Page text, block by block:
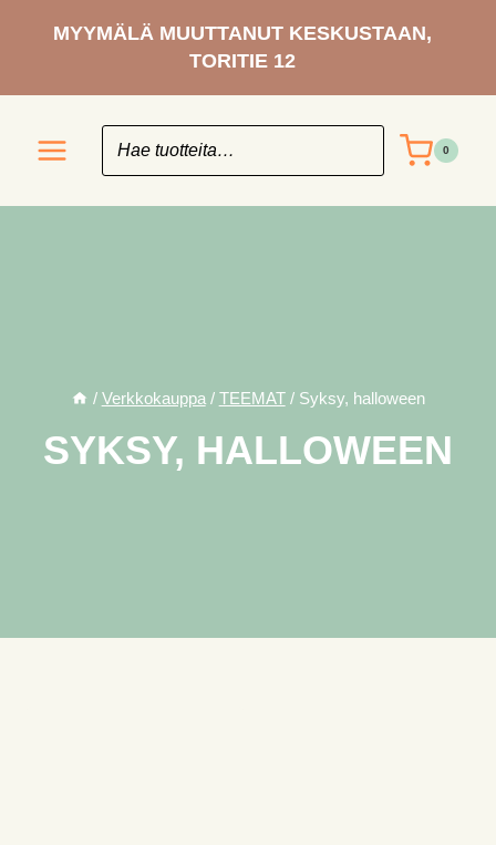
sisältöönMYYMÄLÄ MUUTTANUT KESKUSTAAN,
TORITIE 12
0
/ Verkkokauppa / TEEMAT / Syksy, halloween
SYKSY, HALLOWEEN